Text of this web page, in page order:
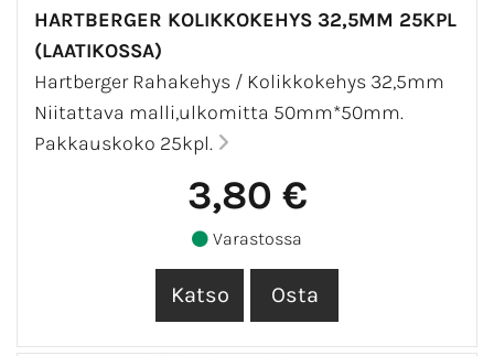
HARTBERGER KOLIKKOKEHYS 32,5MM 25KPL
(LAATIKOSSA)
Hartberger Rahakehys / Kolikkokehys 32,5mm
Niitattava malli,ulkomitta 50mm*50mm.
Pakkauskoko 25kpl.
3,80 €
Varastossa